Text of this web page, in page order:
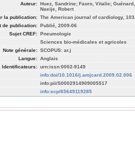
Auteur: Huez, Sandrine; Faoro, Vitalie;
Naeije, Robert
la publication: The American journal of cardiology,
de publication: Publié, 2009-06
Sujet CREF: Pneumologie
Sciences bio-médicales et agricoles
Note générale: SCOPUS: ar.j
Langue: Anglais
Identificateurs: urn:issn:0002-9149
info:doi/10.1016/j.amjcard.2009.02.006
info:pii/S0002914909005517
info:scp/65649119285